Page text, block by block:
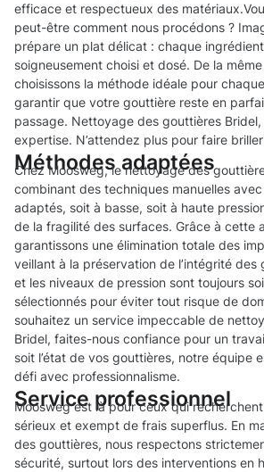
efficace et respectueux des
peut-être comment nous procédons ?
prépare un plat délicat : chaque
soigneusement choisi et dosé. De la
choisissons la méthode idéale pour
garantir que votre gouttière reste en
passage. Nettoyage des gouttières Bridel,
expertise. N’attendez plus pour faire
Méthodes adaptées
Chez Moosweg, le nettoyage des
combinant des techniques manuelles
adaptés, soit à basse, soit à haute
de la fragilité des surfaces. Grâce à cette
garantissons une élimination totale des
veillant à la préservation de l’intégrité des
et les niveaux de pression sont toujours
sélectionnés pour éviter tout risque de
souhaitez un service impeccable de
Bridel, faites-nous confiance pour un
soit l’état de vos gouttières, notre équipe
défi avec professionnalisme.
Service professionnel
Moosweg est là pour ceux qui
sérieux et exempt de frais superflus. En
des gouttières, nous respectons
sécurité, surtout lors des interventions en